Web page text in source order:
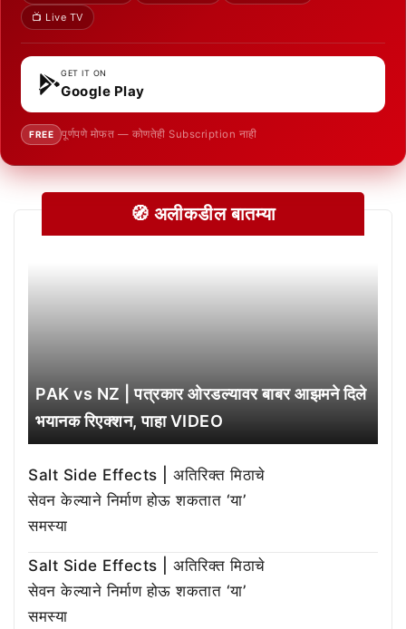
📺 Live TV
GET IT ON
Google Play
FREE पूर्णपणे मोफत — कोणतेही Subscription नाही
🧭 अलीकडील बातम्या
PAK vs NZ | पत्रकार ओरडल्यावर बाबर आझमने दिले
भयानक रिएक्शन, पाहा VIDEO
Salt Side Effects | अतिरिक्त मिठाचे
सेवन केल्याने निर्माण होऊ शकतात ‘या’
समस्या
Salt Side Effects | अतिरिक्त मिठाचे
सेवन केल्याने निर्माण होऊ शकतात ‘या’
समस्या